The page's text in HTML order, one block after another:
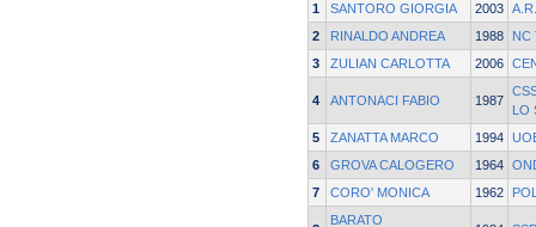
1 SANTORO GIORGIA 2003
2
RINALDO ANDREA 1988
NC
3
ZULIAN CARLOTTA 2006
4 ANTONACI FABIO 1987
LO
5
ZANATTA MARCO 1994
6
GROVA CALOGERO 1964
7
CORO' MONICA 1962
BARATO